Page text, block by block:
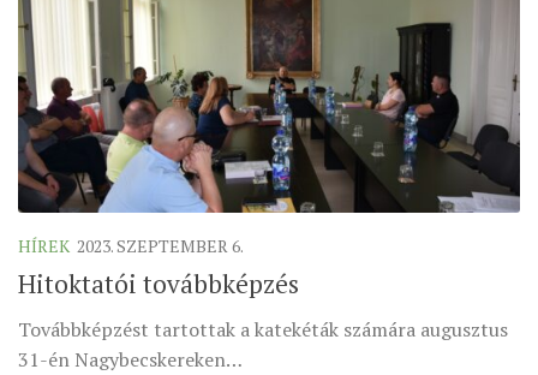
PÜSPÖK
TÖRTÉNELEM
EGYHÁZI INTÉZMÉNYEINK
EGYHÁZMEGYEI LEVÉLTÁR
LELKIPÁSZTOROK
SZERZETESRENDEK
IN MEMORIAM
PLÉBÁNIÁK
ÉSZAKI ESPERESSÉG
HÍREK 2023. SZEPTEMBER 6.
Hitoktatói továbbképzés
Továbbképzést tartottak a katekéták számára augusztus
31-én Nagybecskereken…